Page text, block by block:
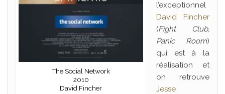
The Social Network
2010
David Fincher
l’exceptionnel
David Fincher
(Fight Club,
Panic Room)
qui est à la
réalisation et
on retrouve
Jesse